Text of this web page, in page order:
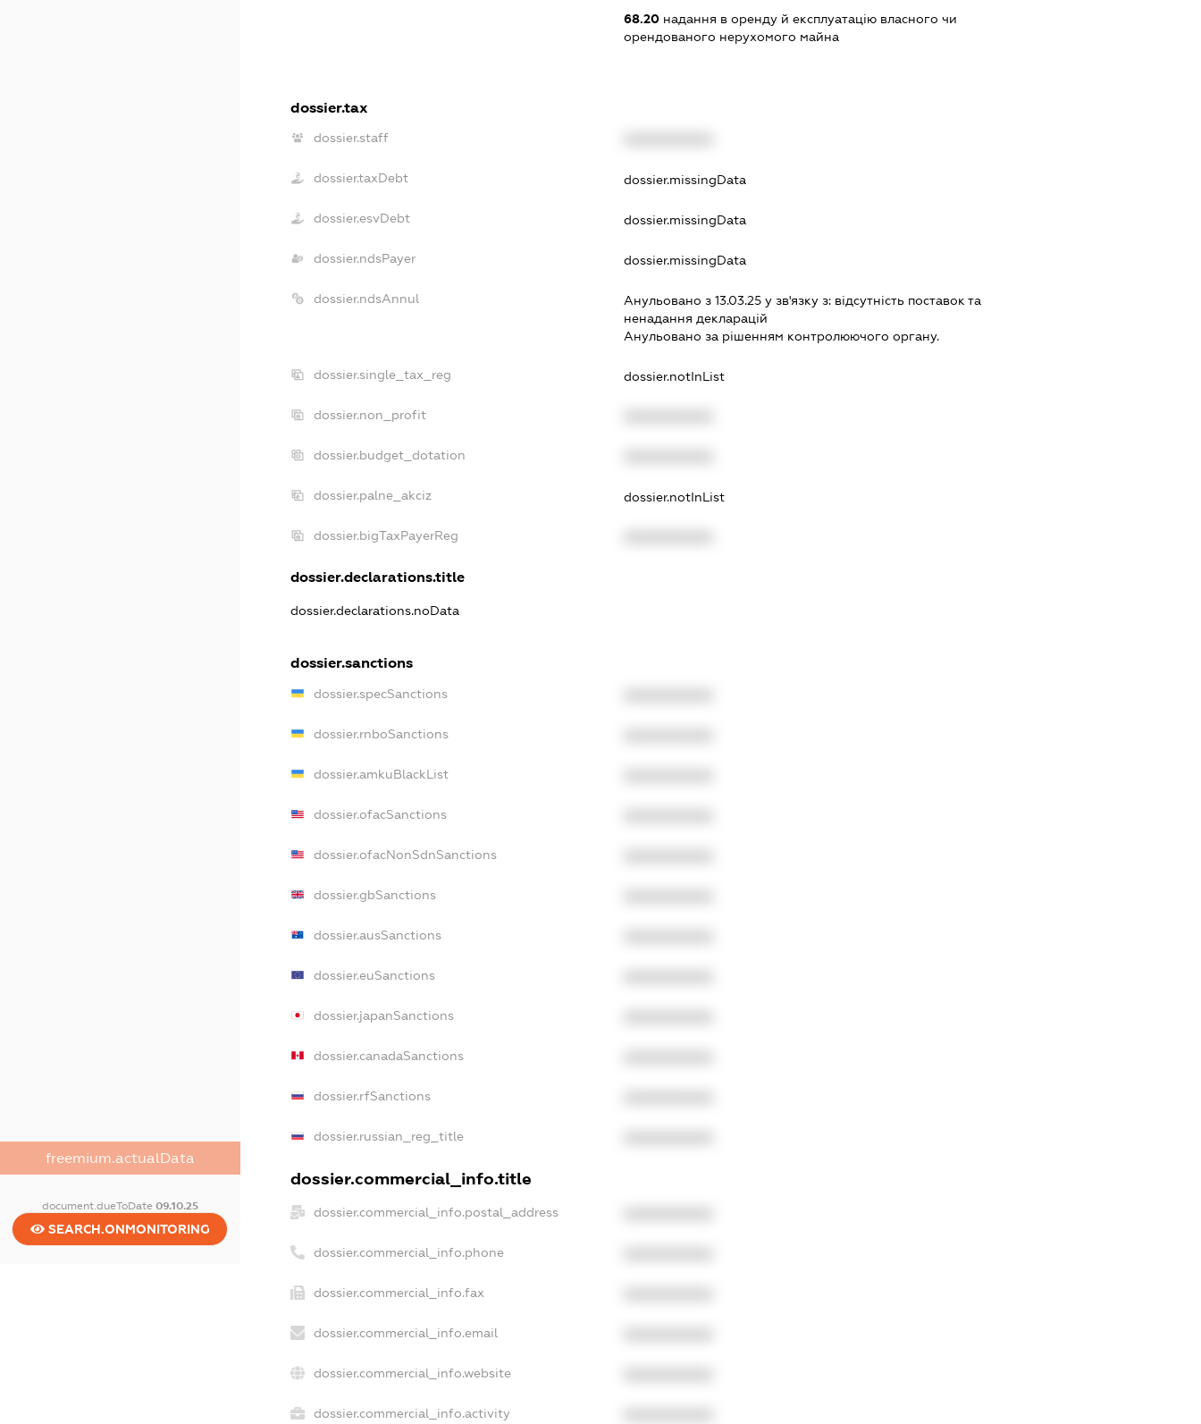
freemium.actualData
document.dueToDate 09.10.25
SEARCH.ONMONITORING
68.20надання в оренду й експлуатацію власного чи
орендованого нерухомого майна
dossier.tax
dossier.staff
dossier.taxDebt dossier.missingData
dossier.esvDebt dossier.missingData
dossier.ndsPayer dossier.missingData
dossier.ndsAnnul Анульовано з 13.03.25 у зв'язку з: вiдсутнiсть поставок та
ненадання декларацiй
Анульовано за рiшенням контролюючого органу.
dossier.single_tax_reg dossier.notInList
dossier.non_profit
dossier.budget_dotation
dossier.palne_akciz dossier.notInList
dossier.bigTaxPayerReg
dossier.declarations.title
dossier.declarations.noData
dossier.sanctions
dossier.specSanctions
dossier.rnboSanctions
dossier.amkuBlackList
dossier.ofacSanctions
dossier.ofacNonSdnSanctions
dossier.gbSanctions
dossier.ausSanctions
dossier.euSanctions
dossier.japanSanctions
dossier.canadaSanctions
dossier.rfSanctions
dossier.russian_reg_title
dossier.commercial_info.title
dossier.commercial_info.postal_address
dossier.commercial_info.phone
dossier.commercial_info.fax
dossier.commercial_info.email
dossier.commercial_info.website
dossier.commercial_info.activity